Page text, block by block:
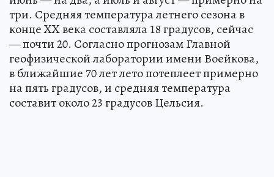
три. Средняя температура летнего сезона в
конце XX века составляла 18 градусов, сейчас
— почти 20. Согласно прогнозам Главной
геофизической лаборатории имени Воейкова,
в ближайшие 70 лет лето потеплеет примерно
на пять градусов, и средняя температура
составит около 23 градусов Цельсия.